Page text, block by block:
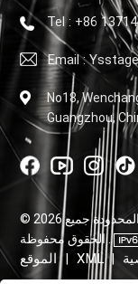
Tel : +86
Email :
No18,
Guangzhou,
© 2026 شركة قوانغتشو يوتشونغ للتكنولوجيا الرقمية المحدودة جميع
الحقوق محفوظة .
الموقع
XML |